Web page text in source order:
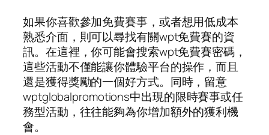
如果你喜歡參加免費賽事，或者想用低成本
熟悉介面，則可以尋找有關wpt免費賽的資
訊。在這裡，你可能會搜索wpt免費賽密碼，
這些活動不僅能讓你體驗平台的操作，而且
還是獲得獎勵的一個好方式。同時，留意
wptglobalpromotions中出現的限時賽事或任
務型活動，往往能夠為你增加額外的獲利機
會。